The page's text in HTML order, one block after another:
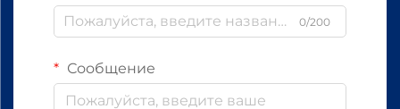
0/200
Сообщение